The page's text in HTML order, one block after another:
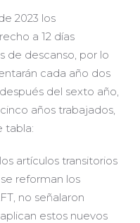
2023 los
a 12 días
de descanso, por lo
cada año dos
del sexto año,
años trabajados,
tabla:
artículos transitorios
reforman los
no señalaron
estos nuevos